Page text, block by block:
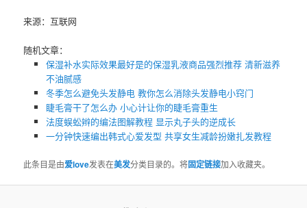
来源：互联网
随机文章：
保湿补水实际效果最好是的保湿乳液商品强烈推荐 清新滋养
不油腻感
冬季怎么避免头发静电 教你怎么消除头发静电小窍门
睫毛膏干了怎么办 小心计让你的睫毛膏重生
法度蜈蚣辫的编法图解教程 显示丸子头的逆成长
一分钟快速编出韩式心爱发型 共享女生减龄扮嫩扎发教程
此条目是由爱love发表在美发分类目录的。将固定链接加入收藏夹。